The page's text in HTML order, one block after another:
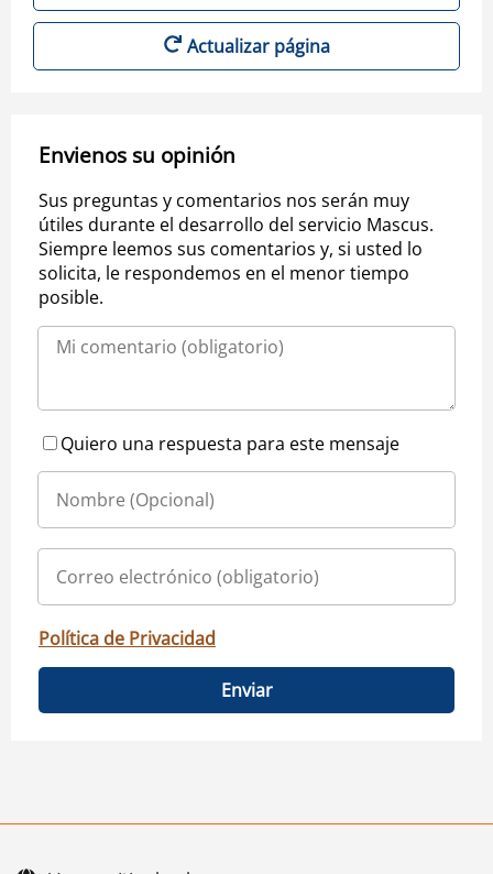
Actualizar página
Envienos su opinión
Sus preguntas y comentarios nos serán muy
útiles durante el desarrollo del servicio Mascus.
Siempre leemos sus comentarios y, si usted lo
solicita, le respondemos en el menor tiempo
posible.
Quiero una respuesta para este mensaje
Política de Privacidad
Enviar